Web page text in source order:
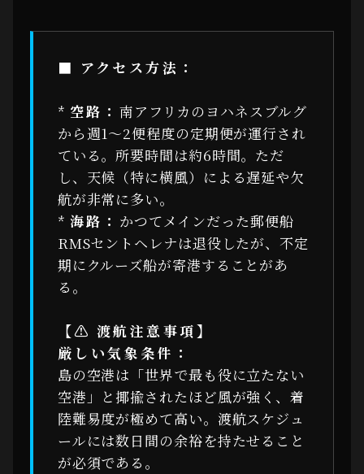
■ アクセス方法：
* 空路： 南アフリカのヨハネスブルグ
から週1〜2便程度の定期便が運行され
ている。所要時間は約6時間。ただ
し、天候（特に横風）による遅延や欠
航が非常に多い。
* 海路： かつてメインだった郵便船
RMSセントヘレナは退役したが、不定
期にクルーズ船が寄港することがあ
る。
【⚠ 渡航注意事項】
厳しい気象条件：
島の空港は「世界で最も役に立たない
空港」と揶揄されたほど風が強く、着
陸難易度が極めて高い。渡航スケジュ
ールには数日間の余裕を持たせること
が必須である。